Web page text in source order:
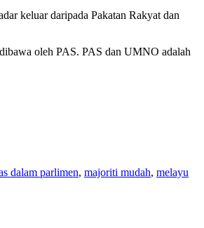
keluar daripada Pakatan Rakyat dan
oleh PAS. PAS dan UMNO adalah
dalam parlimen, majoriti mudah, melayu